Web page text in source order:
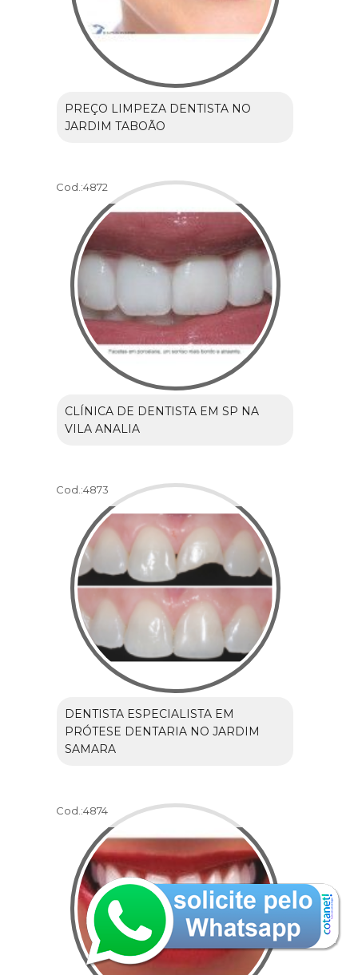
PREÇO LIMPEZA DENTISTA NO
JARDIM TABOÃO
Cod.:4872
CLÍNICA DE DENTISTA EM SP NA
VILA ANALIA
Cod.:4873
DENTISTA ESPECIALISTA EM
PRÓTESE DENTARIA NO JARDIM
SAMARA
Cod.:4874